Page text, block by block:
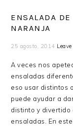
ENSALADA DE
NARANJA
25 agosto, 2014
A veces nos
ensaladas
eso usar distintos
puede ayudar a
distinto y divertido
ensaladas. En